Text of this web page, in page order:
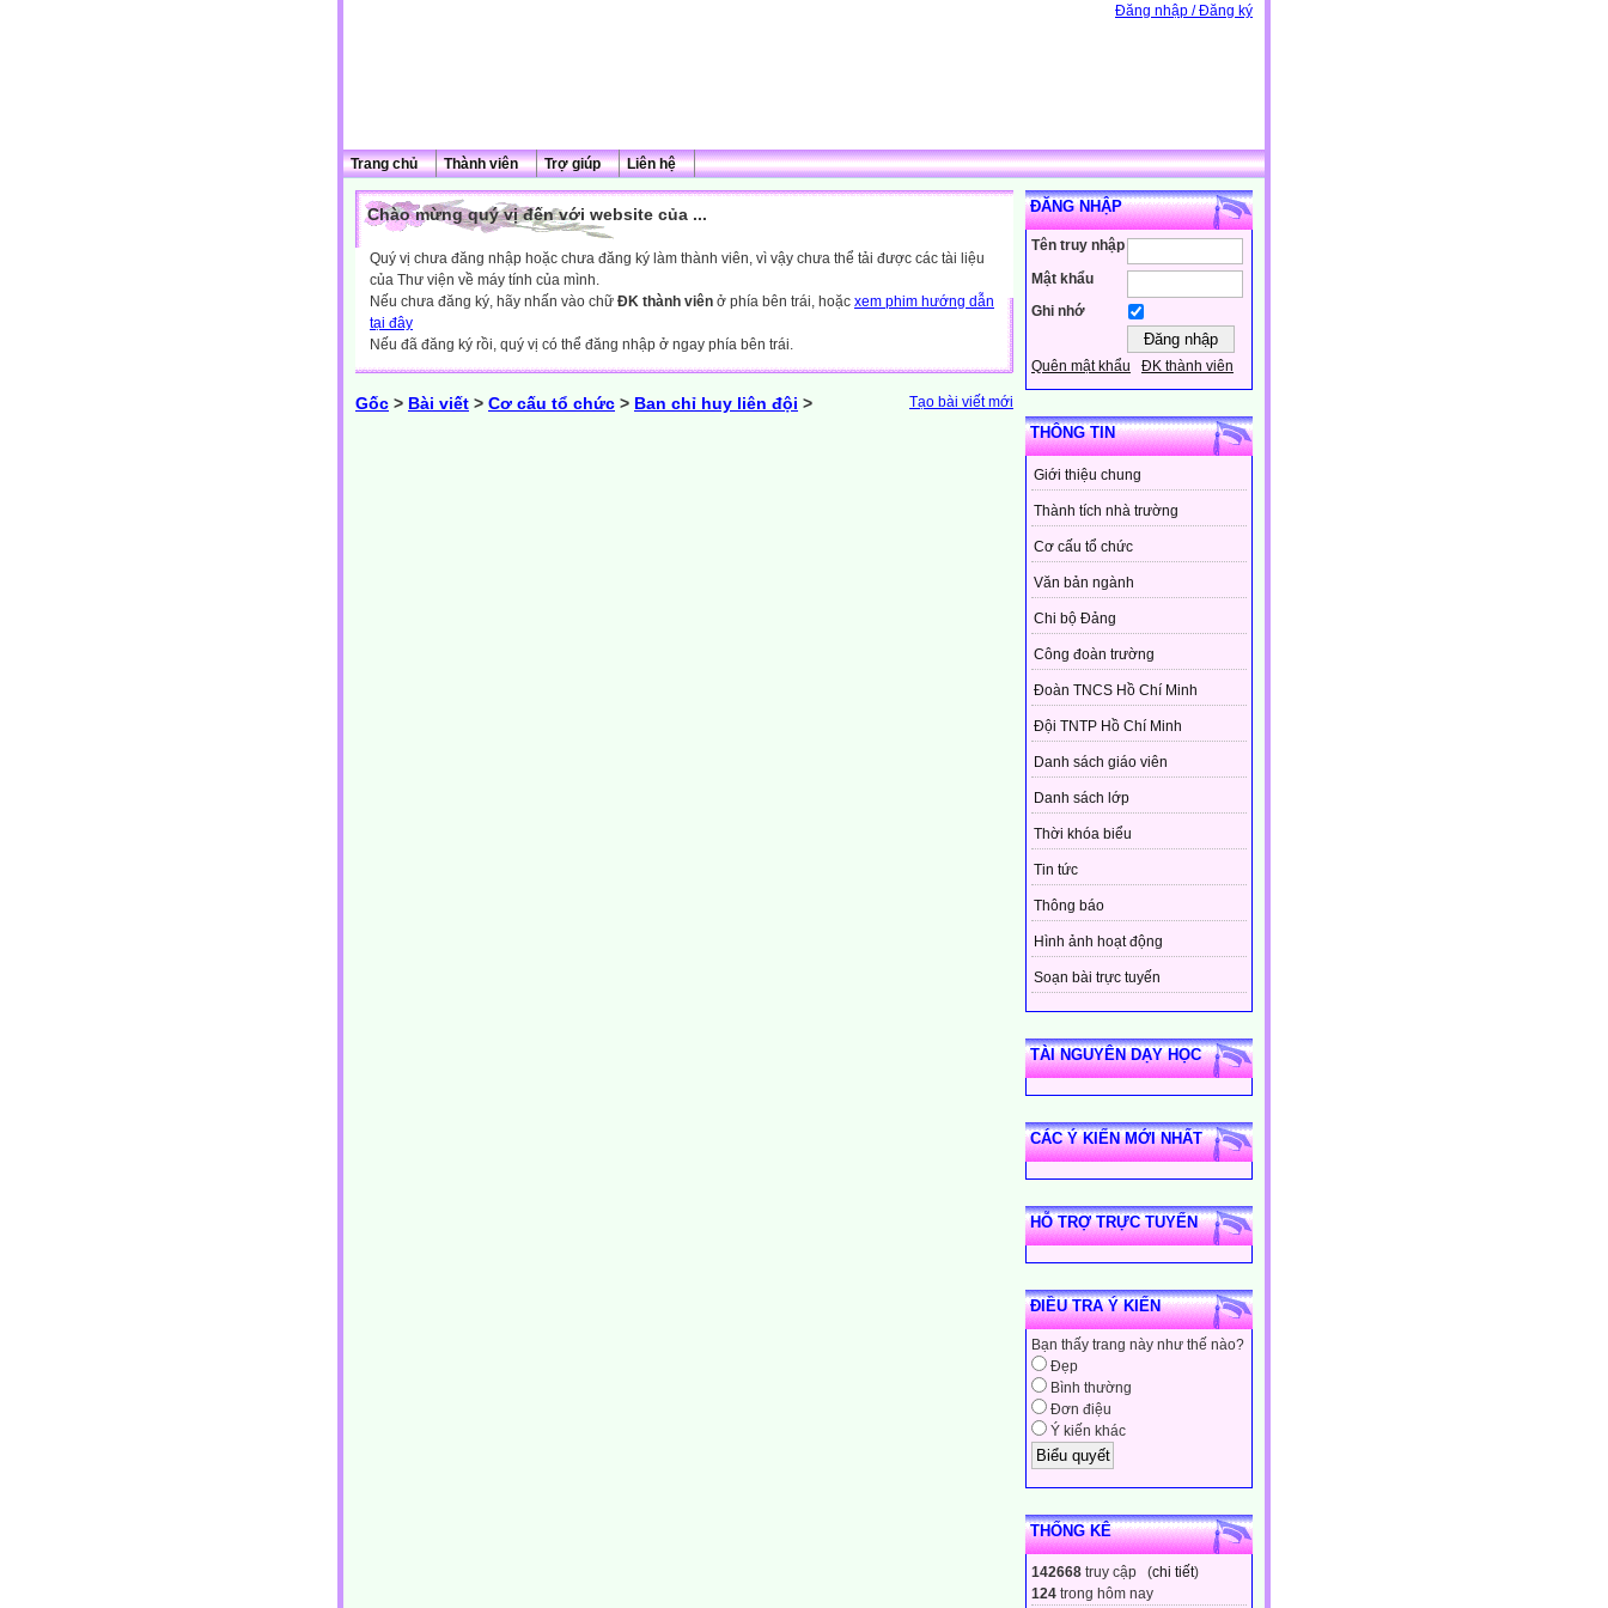
Đăng nhập / Đăng ký
Trang chủ Thành viên Trợ giúp Liên hệ
ĐĂNG NHẬP
Tên truy nhập
Mật khẩu
Ghi nhớ
Quên mật khẩu ĐK thành viên
THÔNG TIN
Giới thiệu chung
Thành tích nhà trường
Cơ cấu tổ chức
Văn bản ngành
Chi bộ Đảng
Công đoàn trường
Đoàn TNCS Hồ Chí Minh
Đội TNTP Hồ Chí Minh
Danh sách giáo viên
Danh sách lớp
Thời khóa biểu
Tin tức
Thông báo
Hình ảnh hoạt động
Soạn bài trực tuyến
TÀI NGUYÊN DẠY HỌC
CÁC Ý KIẾN MỚI NHẤT
HỖ TRỢ TRỰC TUYẾN
ĐIỀU TRA Ý KIẾN
Bạn thấy trang này như thế nào?
Đẹp
Bình thường
Đơn điệu
Ý kiến khác
THỐNG KÊ
142668 truy cập (chi tiết)
124 trong hôm nay
Chào mừng quý vị đến với website của ...
Quý vị chưa đăng nhập hoặc chưa đăng ký làm thành viên, vì vậy chưa thể tải được các tài liệu
của Thư viện về máy tính của mình.
Nếu chưa đăng ký, hãy nhấn vào chữ ĐK thành viên ở phía bên trái, hoặc xem phim hướng dẫn
tại đây
Nếu đã đăng ký rồi, quý vị có thể đăng nhập ở ngay phía bên trái.
Gốc > Bài viết > Cơ cấu tổ chức > Ban chỉ huy liên đội > Tạo bài viết mới